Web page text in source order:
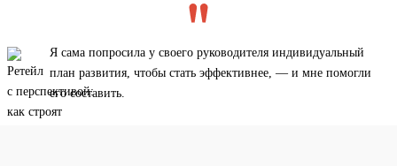
Я сама попросила у своего руководителя индивидуальный
план развития, чтобы стать эффективнее, — и мне помогли
его составить.